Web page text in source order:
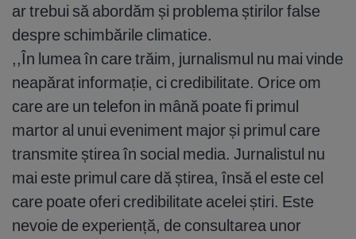
ar trebui să abordăm și problema știrilor false
despre schimbările climatice.
,,În lumea în care trăim, jurnalismul nu mai vinde
neapărat informație, ci credibilitate. Orice om
care are un telefon in mână poate fi primul
martor al unui eveniment major și primul care
transmite știrea în social media. Jurnalistul nu
mai este primul care dă știrea, însă el este cel
care poate oferi credibilitate acelei știri. Este
nevoie de experiență, de consultarea unor